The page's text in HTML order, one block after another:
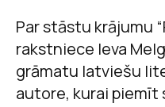
Par stāstu krājumu
rakstniece Ieva
grāmatu latviešu
autore, kurai piemīt